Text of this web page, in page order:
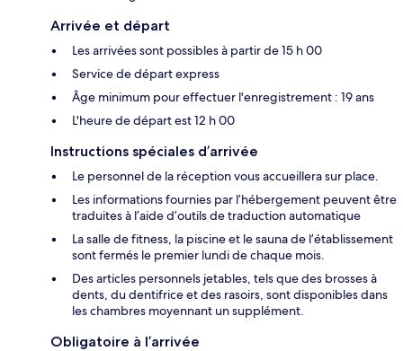
Arrivée et départ
Les arrivées sont possibles à partir de 15 h 00
Service de départ express
Âge minimum pour effectuer l'enregistrement : 19 ans
L'heure de départ est 12 h 00
Instructions spéciales d’arrivée
Le personnel de la réception vous accueillera sur place.
Les informations fournies par l’hébergement peuvent être
traduites à l’aide d’outils de traduction automatique
La salle de fitness, la piscine et le sauna de l’établissement
sont fermés le premier lundi de chaque mois.
Des articles personnels jetables, tels que des brosses à
dents, du dentifrice et des rasoirs, sont disponibles dans
les chambres moyennant un supplément.
Obligatoire à l’arrivée